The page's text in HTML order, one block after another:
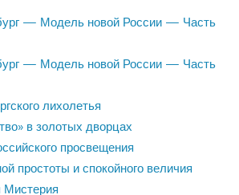
— Модель новой России — Часть
— Модель новой России — Часть
лихолетья
в золотых дворцах
просвещения
простоты и спокойного величия
Мистерия